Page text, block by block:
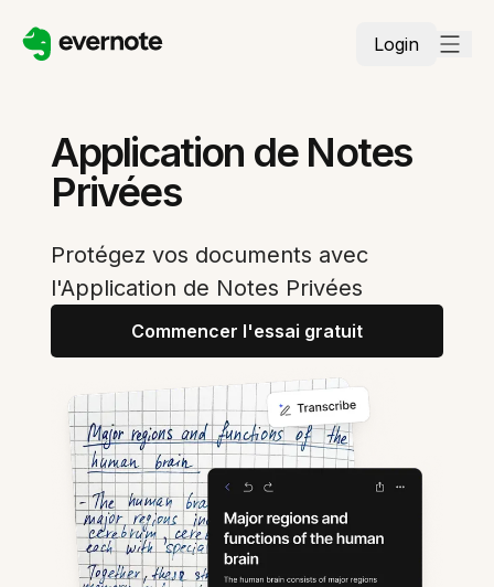
Login
Application de Notes
Privées
Protégez vos documents avec
l'Application de Notes Privées
Commencer l'essai gratuit